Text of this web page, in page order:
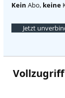
Kein Abo, keine
Jetzt